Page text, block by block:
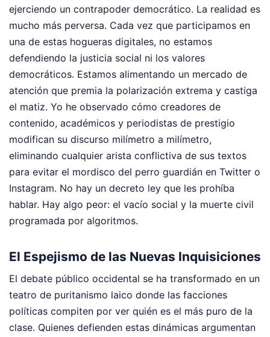
ejerciendo un contrapoder democrático. La realidad es
mucho más perversa. Cada vez que participamos en
una de estas hogueras digitales, no estamos
defendiendo la justicia social ni los valores
democráticos. Estamos alimentando un mercado de
atención que premia la polarización extrema y castiga
el matiz. Yo he observado cómo creadores de
contenido, académicos y periodistas de prestigio
modifican su discurso milímetro a milímetro,
eliminando cualquier arista conflictiva de sus textos
para evitar el mordisco del perro guardián en Twitter o
Instagram. No hay un decreto ley que les prohíba
hablar. Hay algo peor: el vacío social y la muerte civil
programada por algoritmos.
El Espejismo de las Nuevas Inquisiciones
El debate público occidental se ha transformado en un
teatro de puritanismo laico donde las facciones
políticas compiten por ver quién es el más puro de la
clase. Quienes defienden estas dinámicas argumentan